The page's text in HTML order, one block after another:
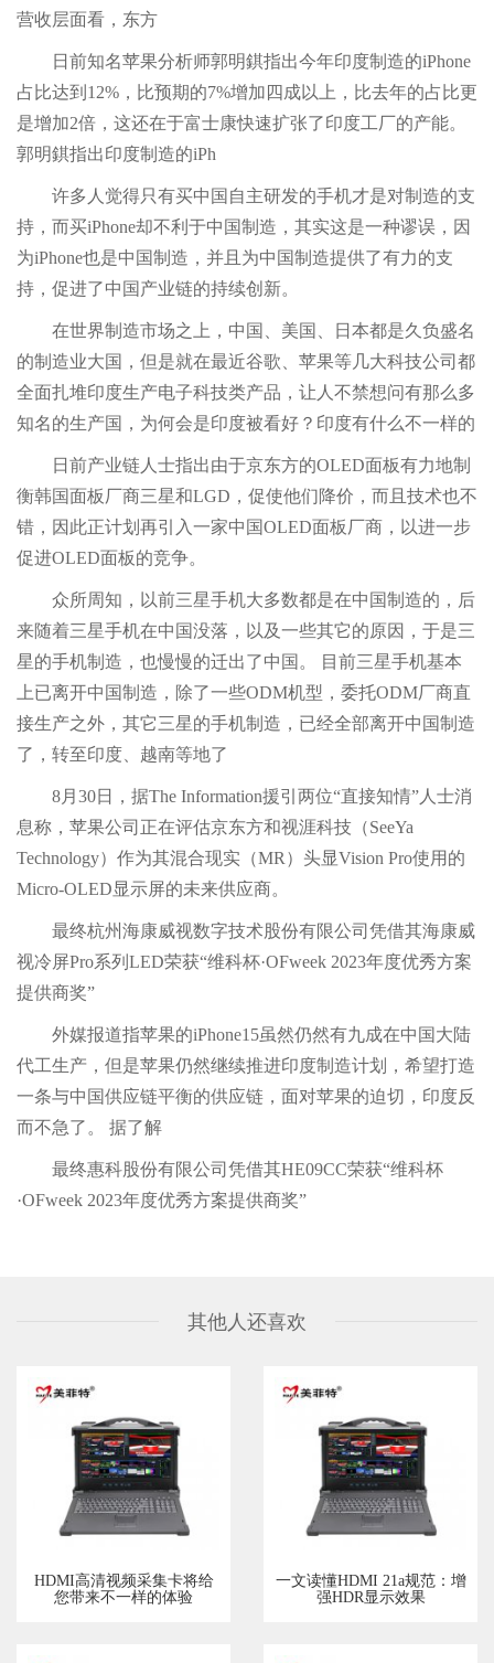
营收层面看，东方
日前知名苹果分析师郭明錤指出今年印度制造的iPhone
占比达到12%，比预期的7%增加四成以上，比去年的占比更
是增加2倍，这还在于富士康快速扩张了印度工厂的产能。
郭明錤指出印度制造的iPh
许多人觉得只有买中国自主研发的手机才是对制造的支
持，而买iPhone却不利于中国制造，其实这是一种谬误，因
为iPhone也是中国制造，并且为中国制造提供了有力的支
持，促进了中国产业链的持续创新。
在世界制造市场之上，中国、美国、日本都是久负盛名
的制造业大国，但是就在最近谷歌、苹果等几大科技公司都
全面扎堆印度生产电子科技类产品，让人不禁想问有那么多
知名的生产国，为何会是印度被看好？印度有什么不一样的
日前产业链人士指出由于京东方的OLED面板有力地制
衡韩国面板厂商三星和LGD，促使他们降价，而且技术也不
错，因此正计划再引入一家中国OLED面板厂商，以进一步
促进OLED面板的竞争。
众所周知，以前三星手机大多数都是在中国制造的，后
来随着三星手机在中国没落，以及一些其它的原因，于是三
星的手机制造，也慢慢的迁出了中国。 目前三星手机基本
上已离开中国制造，除了一些ODM机型，委托ODM厂商直
接生产之外，其它三星的手机制造，已经全部离开中国制造
了，转至印度、越南等地了
8月30日，据The Information援引两位“直接知情”人士消
息称，苹果公司正在评估京东方和视涯科技（SeeYa
Technology）作为其混合现实（MR）头显Vision Pro使用的
Micro-OLED显示屏的未来供应商。
最终杭州海康威视数字技术股份有限公司凭借其海康威
视冷屏Pro系列LED荣获“维科杯·OFweek 2023年度优秀方案
提供商奖”
外媒报道指苹果的iPhone15虽然仍然有九成在中国大陆
代工生产，但是苹果仍然继续推进印度制造计划，希望打造
一条与中国供应链平衡的供应链，面对苹果的迫切，印度反
而不急了。 据了解
最终惠科股份有限公司凭借其HE09CC荣获“维科杯
·OFweek 2023年度优秀方案提供商奖”
其他人还喜欢
HDMI高清视频采集卡将给
您带来不一样的体验
一文读懂HDMI 21a规范：增
强HDR显示效果